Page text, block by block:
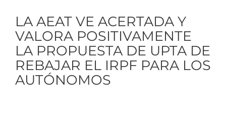
LA AEAT VE ACERTADA Y
VALORA POSITIVAMENTE
LA PROPUESTA DE UPTA DE
REBAJAR EL IRPF PARA LOS
AUTÓNOMOS